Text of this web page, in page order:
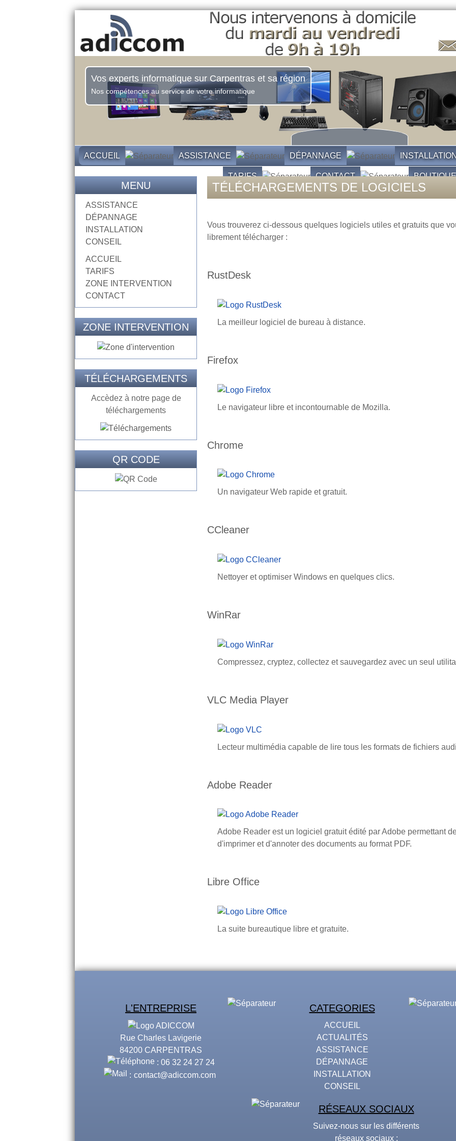
Vos experts informatique sur Carpentras et sa région
Nos compétences au service de votre informatique
ACCUEIL ASSISTANCE DÉPANNAGE
TARIFS CONTACT BOUTIQUE
MENU
ASSISTANCE
DÉPANNAGE
INSTALLATION
CONSEIL
ACCUEIL
TARIFS
ZONE INTERVENTION
CONTACT
ZONE INTERVENTION
TÉLÉCHARGEMENTS
Accèdez à notre page de
téléchargements
QR CODE
TÉLÉCHARGEMENTS DE LOGICIELS
Vous trouverez ci-dessous quelques logiciels utiles et gratuits que
librement télécharger :
RustDesk
La meilleur logiciel de bureau à distance.
Firefox
Le navigateur libre et incontournable de Mozilla.
Chrome
Un navigateur Web rapide et gratuit.
CCleaner
Nettoyer et optimiser Windows en quelques clics.
WinRar
Compressez, cryptez, collectez et sauvegardez avec un seul
VLC Media Player
Lecteur multimédia capable de lire tous les formats de fichiers
Adobe Reader
Adobe Reader est un logiciel gratuit édité par Adobe permettant
d'imprimer et d'annoter des documents au format PDF.
Libre Office
La suite bureautique libre et gratuite.
L'ENTREPRISE
Rue Charles Lavigerie
84200 CARPENTRAS
: 06 32 24 27 24
: contact@adiccom.com
CATEGORIES
ACCUEIL
ACTUALITÉS
ASSISTANCE
DÉPANNAGE
INSTALLATION
CONSEIL
RÉSEAUX SOCIAUX
Suivez-nous sur les différents
réseaux sociaux :